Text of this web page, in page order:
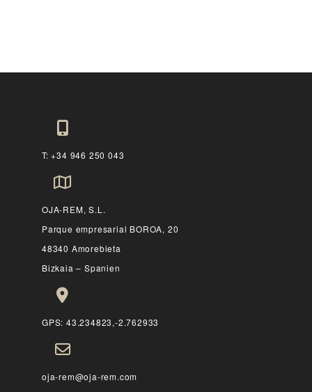
T: +34 946 250 043
OJA-REM, S.L.
Parque empresarial BOROA, 20
48340 Amorebieta
Bizkaia – Spanien
GPS: 43.234823,-2.762933
oja-rem@oja-rem.com